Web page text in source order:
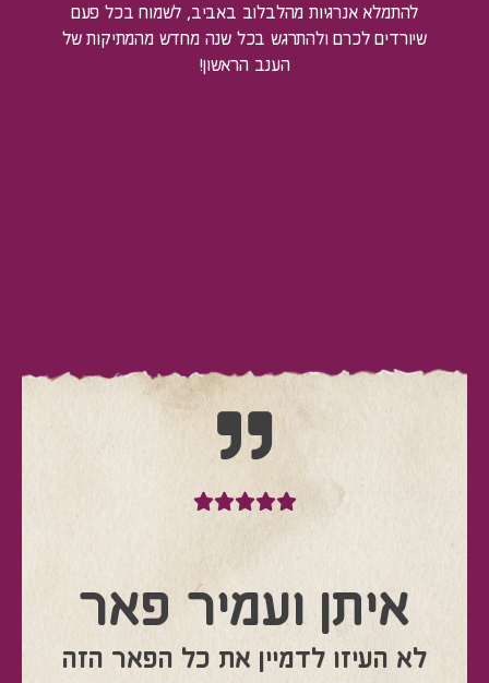
להתמלא אנרגיות מהלבלוב באביב, לשמוח בכל פעם
שיורדים לכרם ולהתרגש בכל שנה מחדש מהמתיקות של
הענב הראשון!
איתן ועמיר פאר
לא העיזו לדמיין את כל הפאר הזה